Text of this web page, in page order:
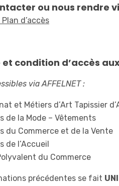
ou nous rendre
d’accès
condition d’accès
via AFFELNET :
et Métiers d’Art Tapissier
de la Mode – Vêtements
du Commerce et de la Vente
de l’Accueil
du Commerce
précédentes se fait